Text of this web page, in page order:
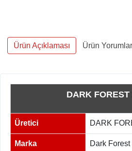
Ürün Açıklaması Ürün
DARK
Üretici DARK
Marka Dark Forest